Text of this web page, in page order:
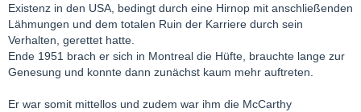
Existenz in den USA, bedingt durch eine Hirnop mit anschließenden
Lähmungen und dem totalen Ruin der Karriere durch sein
Verhalten, gerettet hatte.
Ende 1951 brach er sich in Montreal die Hüfte, brauchte lange zur
Genesung und konnte dann zunächst kaum mehr auftreten.
Er war somit mittellos und zudem war ihm die McCarthy